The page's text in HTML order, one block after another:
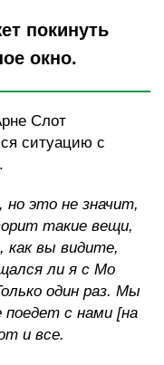
покинуть
окно.
Слот
ситуацию с
но это не значит,
такие вещи,
вы видите,
ли я с Мо
один раз. Мы
с нами [на
и все.